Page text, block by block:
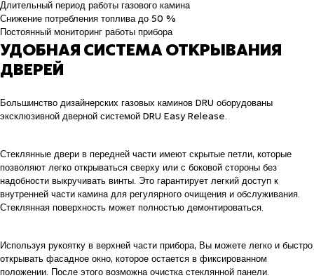
Длительный период работы газового камина
Снижение потребления топлива до 50 %
Постоянный мониторинг работы прибора
УДОБНАЯ СИСТЕМА ОТКРЫВАНИЯ
ДВЕРЕЙ
Большинство дизайнерских газовых каминов DRU оборудованы
эксклюзивной дверной системой DRU Easy Release.
Стеклянные двери в передней части имеют скрытые петли, которые
позволяют легко открываться сверху или с боковой стороны без
надобности выкручивать винты. Это гарантирует легкий доступ к
внутренней части камина для регулярного очищения и обслуживания.
Стеклянная поверхность может полностью демонтироваться.
Используя рукоятку в верхней части прибора, Вы можете легко и быстро
открывать фасадное окно, которое остается в фиксированном
положении. После этого возможна очистка стеклянной панели.